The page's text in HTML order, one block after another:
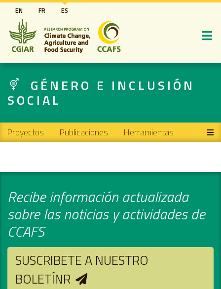
Pasar
al
contenido
principal
EN FR ES
GÉNERO E INCLUSIÓN
SOCIAL
Main navigation
Proyectos Publicaciones Herramientas
Recibe información actualizada
sobre las noticias y actividades de
CCAFS
SUSCRIBETE A NUESTRO
BOLETÍNR